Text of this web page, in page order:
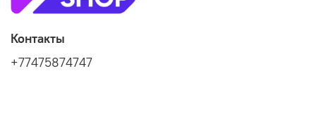
Контакты
+77475874747